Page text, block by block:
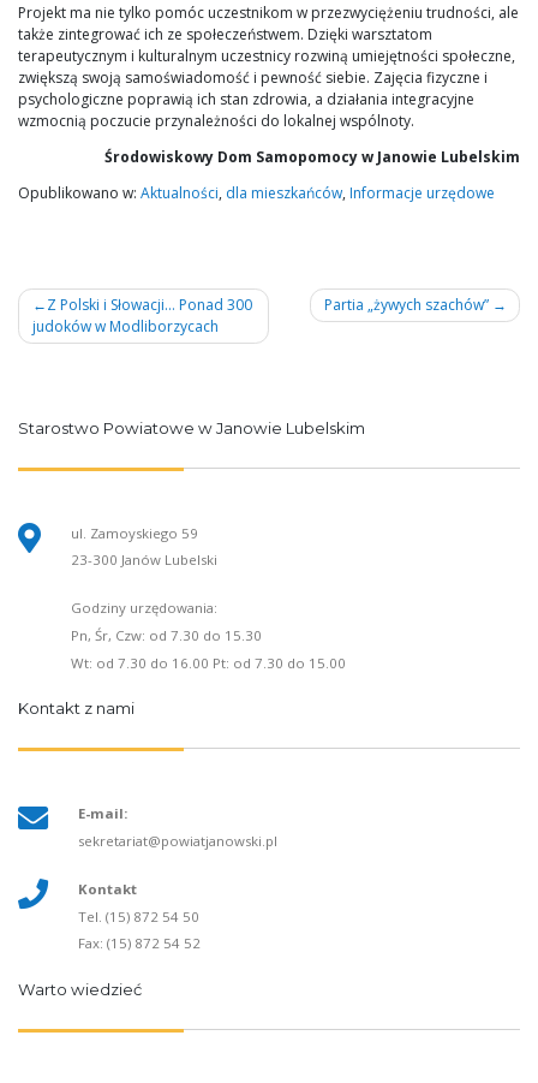
Projekt ma nie tylko pomóc uczestnikom w przezwyciężeniu trudności, ale
także zintegrować ich ze społeczeństwem. Dzięki warsztatom
terapeutycznym i kulturalnym uczestnicy rozwiną umiejętności społeczne,
zwiększą swoją samoświadomość i pewność siebie. Zajęcia fizyczne i
psychologiczne poprawią ich stan zdrowia, a działania integracyjne
wzmocnią poczucie przynależności do lokalnej wspólnoty.
Środowiskowy Dom Samopomocy w Janowie Lubelskim
Opublikowano w: Aktualności, dla mieszkańców, Informacje urzędowe
Nawigacja
wpisu
Z Polski i Słowacji… Ponad 300
judoków w Modliborzycach
Partia „żywych szachów”
Starostwo Powiatowe w Janowie Lubelskim
ul. Zamoyskiego 59
23-300 Janów Lubelski
Godziny urzędowania:
Pn, Śr, Czw: od 7.30 do 15.30
Wt: od 7.30 do 16.00 Pt: od 7.30 do 15.00
Kontakt z nami
E-mail:
sekretariat@powiatjanowski.pl
Kontakt
Tel. (15) 872 54 50
Fax: (15) 872 54 52
Warto wiedzieć